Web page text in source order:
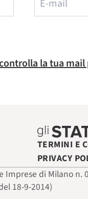
la tua
TERMINI E
PRIVACY
Imprese di Milano n.
18-9-2014)